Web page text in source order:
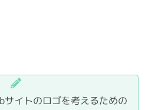
サイトのロゴを考えるための